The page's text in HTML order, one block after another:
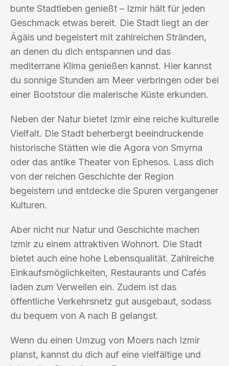
bunte Stadtleben genießt – Izmir hält für jeden
Geschmack etwas bereit. Die Stadt liegt an der
Ägäis und begeistert mit zahlreichen Stränden,
an denen du dich entspannen und das
mediterrane Klima genießen kannst. Hier kannst
du sonnige Stunden am Meer verbringen oder bei
einer Bootstour die malerische Küste erkunden.
Neben der Natur bietet Izmir eine reiche kulturelle
Vielfalt. Die Stadt beherbergt beeindruckende
historische Stätten wie die Agora von Smyrna
oder das antike Theater von Ephesos. Lass dich
von der reichen Geschichte der Region
begeistern und entdecke die Spuren vergangener
Kulturen.
Aber nicht nur Natur und Geschichte machen
Izmir zu einem attraktiven Wohnort. Die Stadt
bietet auch eine hohe Lebensqualität. Zahlreiche
Einkaufsmöglichkeiten, Restaurants und Cafés
laden zum Verweilen ein. Zudem ist das
öffentliche Verkehrsnetz gut ausgebaut, sodass
du bequem von A nach B gelangst.
Wenn du einen Umzug von Moers nach Izmir
planst, kannst du dich auf eine vielfältige und